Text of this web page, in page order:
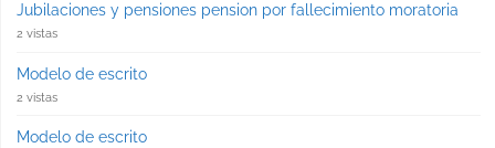
Jubilaciones y pensiones pension por fallecimiento moratoria
2 vistas
Modelo de escrito
2 vistas
Modelo de escrito